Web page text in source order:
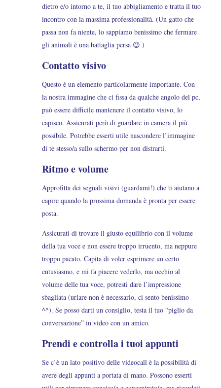
dietro e/o intorno a te, il tuo abbigliamento e tratta il tuo
incontro con la massima professionalità. (Un gatto che
passa non fa niente, lo sappiamo benissimo che fermare
gli animali è una battaglia persa 😉 )
Contatto visivo
Questo è un elemento particolarmente importante. Con
la nostra immagine che ci fissa da qualche angolo del pc,
può essere difficile mantenere il contatto visivo, lo
capisco. Assicurati però di guardare in camera il più
possibile. Potrebbe esserti utile nascondere l’immagine
di te stesso/a sullo schermo per non distrarti.
Ritmo e volume
Approfitta dei segnali visivi (guardami!) che ti aiutano a
capire quando la prossima domanda è pronta per essere
posta.
Assicurati di trovare il giusto equilibrio con il volume
della tua voce e non essere troppo irruento, ma neppure
troppo pacato. Capita di voler esprimere un certo
entusiasmo, e mi fa piacere vederlo, ma occhio al
volume delle tua voce, potresti dare l’impressione
sbagliata (urlare non è necessario, ci sento benissimo
^^). Se posso darti un consiglio, testa il tuo “piglio da
conversazione” in video con un amico.
Prendi e controlla i tuoi appunti
Se c’è un lato positivo delle videocall è la possibilità di
avere degli appunti a portata di mano. Possono esserti